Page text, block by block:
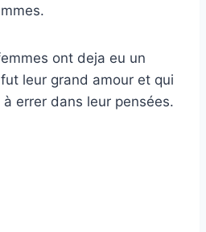
ont deja eu un
leur grand amour et qui
errer dans leur pensées.